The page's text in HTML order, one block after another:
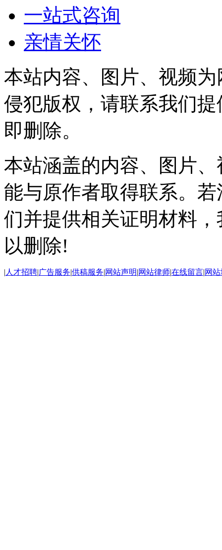
一站式咨询
亲情关怀
本站内容、图片、视频
侵犯版权，请联系我们
即删除。
本站涵盖的内容、图片
能与原作者取得联系。
们并提供相关证明材料
以删除!
|人才招聘|广告服务|供稿服务|网站声明|网站律师|在线留言|网